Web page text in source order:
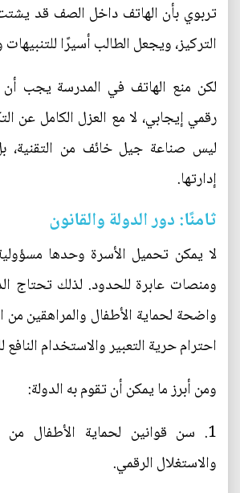
تربوي بأن الهاتف داخل الصف قد
التركيز، ويجعل الطالب أسيرًا
لكن منع الهاتف في المدرسة يجب أن
رقمي إيجابي، لا مع العزل الكامل عن
ليس صناعة جيل خائف من التقنية،
إدارتها.
ثامنًا: دور الدولة والقانون
لا يمكن تحميل الأسرة وحدها
ومنصات عابرة للحدود. لذلك تحتاج
واضحة لحماية الأطفال والمراهقين من
احترام حرية التعبير والاستخدام النافع
ومن أبرز ما يمكن أن تقوم به الدولة:
1. سن قوانين لحماية الأطفال من
والاستغلال الرقمي.